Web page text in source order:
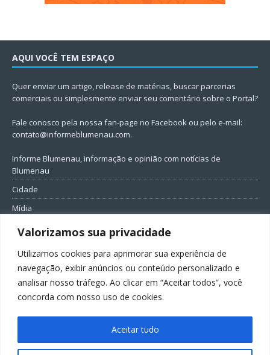
Valorizamos sua privacidade
Utilizamos cookies para aprimorar sua experiência de
navegação, exibir anúncios ou conteúdo personalizado e
analisar nosso tráfego. Ao clicar em “Aceitar todos”, você
concorda com nosso uso de cookies.
Aceitar tudo
AQUI VOCÊ TEM ESPAÇO
Quer enviar um artigo, release de matérias, buscar parcerias
comerciais ou simplesmente enviar seu comentário sobre o Portal?
Fale conosco pela nossa fan-page no Facebook ou pelo e-mail:
contato@informeblumenau.com.
Informe Blumenau, informação e opinião com notícias de
Blumenau
Cidade
Mídia
Entretenimento
Política
FIQUE CONECTADO